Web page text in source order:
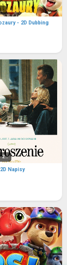
- 2D Dubbing
2...
Napisy